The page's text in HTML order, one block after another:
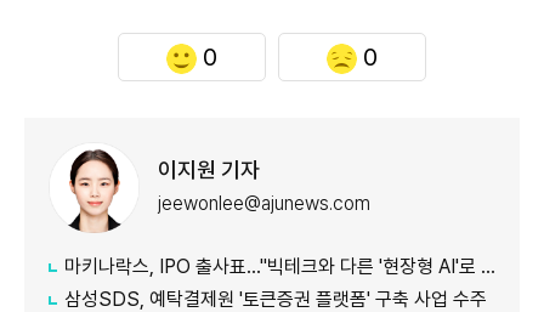
0 0
이지원 기자
jeewonlee@ajunews.com
마키나락스, IPO 출사표…"빅테크와 다른 '현장형 AI'로 승부"
삼성SDS, 예탁결제원 '토큰증권 플랫폼' 구축 사업 수주